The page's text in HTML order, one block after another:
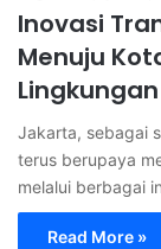
Inovasi
Menuju
Lingkungan
Jakarta, sebagai
terus berupaya
melalui berbagai
Read More »